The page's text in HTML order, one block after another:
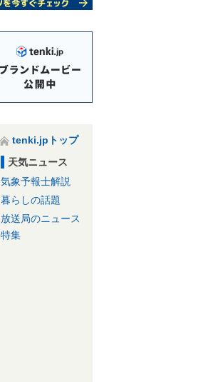
tenki.jpトップ
天気ニュース
気象予報士解説
暮らしの話題
放送局のニュース
特集